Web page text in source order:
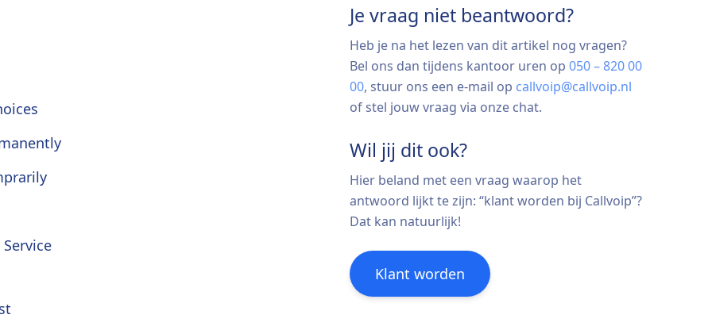
Je vraag niet beantwoord?
Heb je na het lezen van dit artikel nog vragen?
Bel ons dan tijdens kantoor uren op 050 – 820 00
00, stuur ons een e-mail op callvoip@callvoip.nl
of stel jouw vraag via onze chat.
Wil jij dit ook?
Hier beland met een vraag waarop het
antwoord lijkt te zijn: “klant worden bij Callvoip”?
Dat kan natuurlijk!
Klant worden